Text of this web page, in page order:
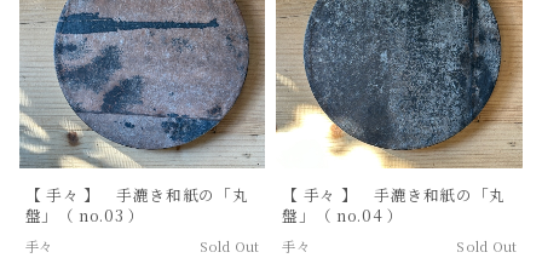
【 手々 】 手漉き和紙の「丸
盤」（ no.03 ）
手々 Sold Out
【 手々 】 手漉き和紙の「丸
盤」（ no.04 ）
手々 Sold Out